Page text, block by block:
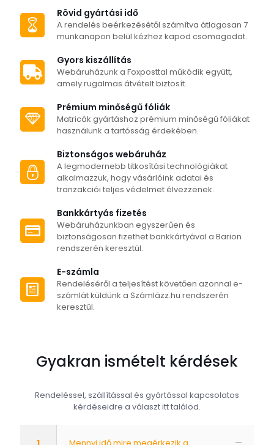
variációja
van.
A
a
termékoldalon
választhatók
van.
A
termékoldalon
Rövid gyártási idő
A rendelés beérkezésétől számítva átlagosan 7
munkanapon belül kézhez kapod csomagodat.
Gyors kiszállítás
Webáruházunk a Foxposttal működik együtt,
amely rugalmas átvételt biztosít.
Prémium minőségű fóliák
Matricák gyártáshoz prémium minőségű fóliákat
használunk a tartósság érdekében.
Biztonságos webáruház
A legmodernebb titkosítási technológiákat
alkalmazzuk, hogy vásárlóink adatai és
tranzakciói teljes védelmet élvezzenek.
Bankkártyás fizetés
Webáruházunkban egyszerűen és
biztonságosan fizethet bankkártyával a Barion
rendszerén keresztül.
E-számla
Rendeléséről a teljesítést követően azonnal e-
számlát küldünk a Számlázz.hu rendszerén
keresztül.
Gyakran ismételt kérdések
Rendeléssel, szállítással és gyártással kapcsolatos
kérdéseidre a választ itt találod.